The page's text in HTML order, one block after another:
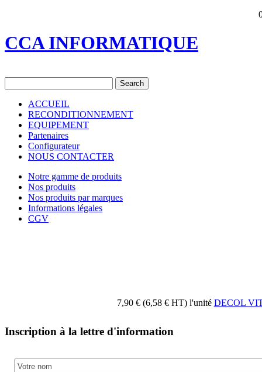
CCA INFORMATIQUE
ACCUEIL
RECONDITIONNEMENT
EQUIPEMENT
Partenaires
Configurateur
NOUS CONTACTER
Notre gamme de produits
Nos produits
Nos produits par marques
Informations légales
CGV
7,90 € (6,58 € HT) l'unité DECOL
Inscription à la lettre d'information